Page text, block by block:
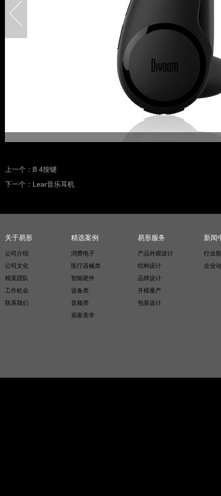
上一个： B 4按键
下一个： Lear音乐耳机
关于易形
公司介绍
公司文化
精英团队
工作机会
联系我们
精选案例
消费电子
医疗器械类
智能硬件
设备类
音频类
居家美学
易形服务
产品外观设计
结构设计
品牌设计
开模量产
包装设计
新闻
行业
企业